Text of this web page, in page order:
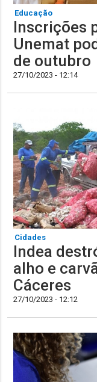
Educação
Inscrições
Unemat
de outubro
27/10/2023 - 12:14
Cidades
Indea
alho e
Cáceres
27/10/2023 - 12:12